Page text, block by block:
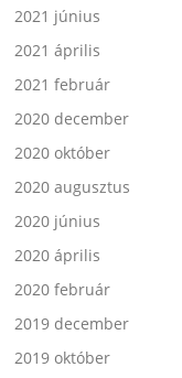
2021 június
2021 április
2021 február
2020 december
2020 október
2020 augusztus
2020 június
2020 április
2020 február
2019 december
2019 október